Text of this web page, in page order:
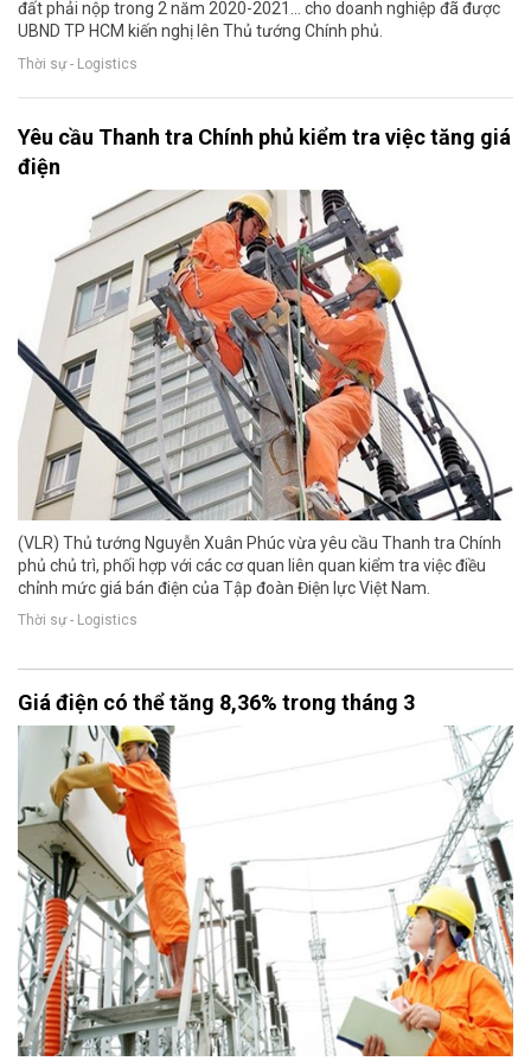
đất phải nộp trong 2 năm 2020-2021... cho doanh nghiệp đã được
UBND TP HCM kiến nghị lên Thủ tướng Chính phủ.
Thời sự - Logistics
Yêu cầu Thanh tra Chính phủ kiểm tra việc tăng giá
điện
(VLR) Thủ tướng Nguyễn Xuân Phúc vừa yêu cầu Thanh tra Chính
phủ chủ trì, phối hợp với các cơ quan liên quan kiểm tra việc điều
chỉnh mức giá bán điện của Tập đoàn Điện lực Việt Nam.
Thời sự - Logistics
Giá điện có thể tăng 8,36% trong tháng 3